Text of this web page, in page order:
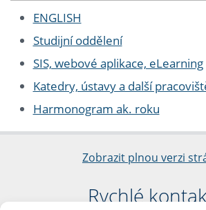
ENGLISH
Studijní oddělení
SIS, webové aplikace, eLearning
Katedry, ústavy a další
Harmonogram ak. roku
Zobrazit plnou verzi
Rychlé